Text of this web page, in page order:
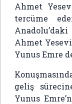
Ahmet
tercüme
Ahmet
Yunus Emre
geliş
Yunus